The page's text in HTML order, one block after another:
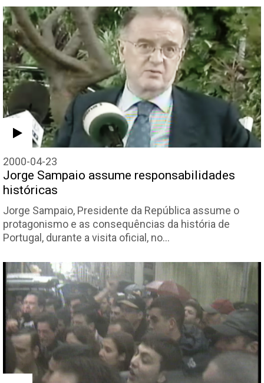
2000-04-23
Jorge Sampaio assume responsabilidades
históricas
Jorge Sampaio, Presidente da República assume o
protagonismo e as consequências da história de
Portugal, durante a visita oficial, no…